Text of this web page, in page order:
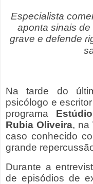
Especialista
aponta sinais
grave e defende
Na tarde do
psicólogo e escritor
programa
Rubia Oliveira, na
caso conhecido
grande
Durante a
de episódios de